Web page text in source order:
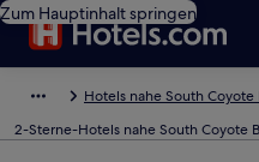
Zum Hauptinhalt springen
Hotels nahe South Coyote
2-Sterne-Hotels nahe South Coyote